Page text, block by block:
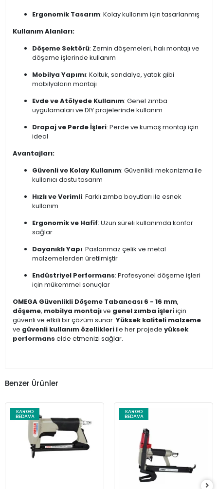
Ergonomik Tasarım: Kolay kullanım için tasarlanmış
Kullanım Alanları:
Döşeme Sektörü: Zemin döşemeleri, halı montajı ve
döşeme işlerinde kullanım
Mobilya Yapımı: Koltuk, sandalye, yatak gibi
mobilyaların montajı
Evde ve Atölyede Kullanım: Genel zımba
uygulamaları ve DIY projelerinde kullanım
Drapaj ve Perde İşleri: Perde ve kumaş montajı için
ideal
Avantajları:
Güvenli ve Kolay Kullanım: Güvenlikli mekanizma ile
kullanıcı dostu tasarım
Hızlı ve Verimli: Farklı zımba boyutları ile esnek
kullanım
Ergonomik ve Hafif: Uzun süreli kullanımda konfor
sağlar
Dayanıklı Yapı: Paslanmaz çelik ve metal
malzemelerden üretilmiştir
Endüstriyel Performans: Profesyonel döşeme işleri
için mükemmel sonuçlar
OMEGA Güvenlikli Döşeme Tabancası 6 - 16 mm,
döşeme, mobilya montajıve genel zımba işleriiçin
güvenli ve etkili bir çözüm sunar. Yüksek kaliteli malzeme
ve güvenli kullanım özellikleriile her projede yüksek
performans elde etmenizi sağlar.
Benzer Ürünler
KARGO
BEDAVA
KARGO
BEDAVA